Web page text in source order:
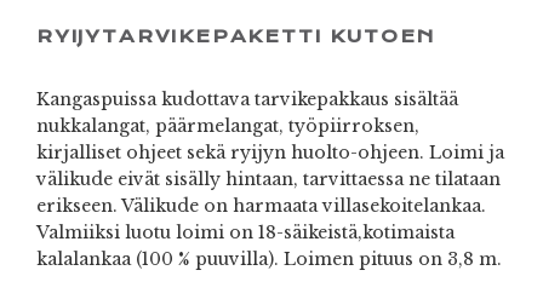
RYIJYTARVIKEPAKETTI KUTOEN
Kangaspuissa kudottava tarvikepakkaus sisältää
nukkalangat, päärmelangat, työpiirroksen,
kirjalliset ohjeet sekä ryijyn huolto-ohjeen. Loimi ja
välikude eivät sisälly hintaan, tarvittaessa ne tilataan
erikseen. Välikude on harmaata villasekoitelankaa.
Valmiiksi luotu loimi on 18-säikeistä,kotimaista
kalalankaa (100 % puuvilla). Loimen pituus on 3,8 m.